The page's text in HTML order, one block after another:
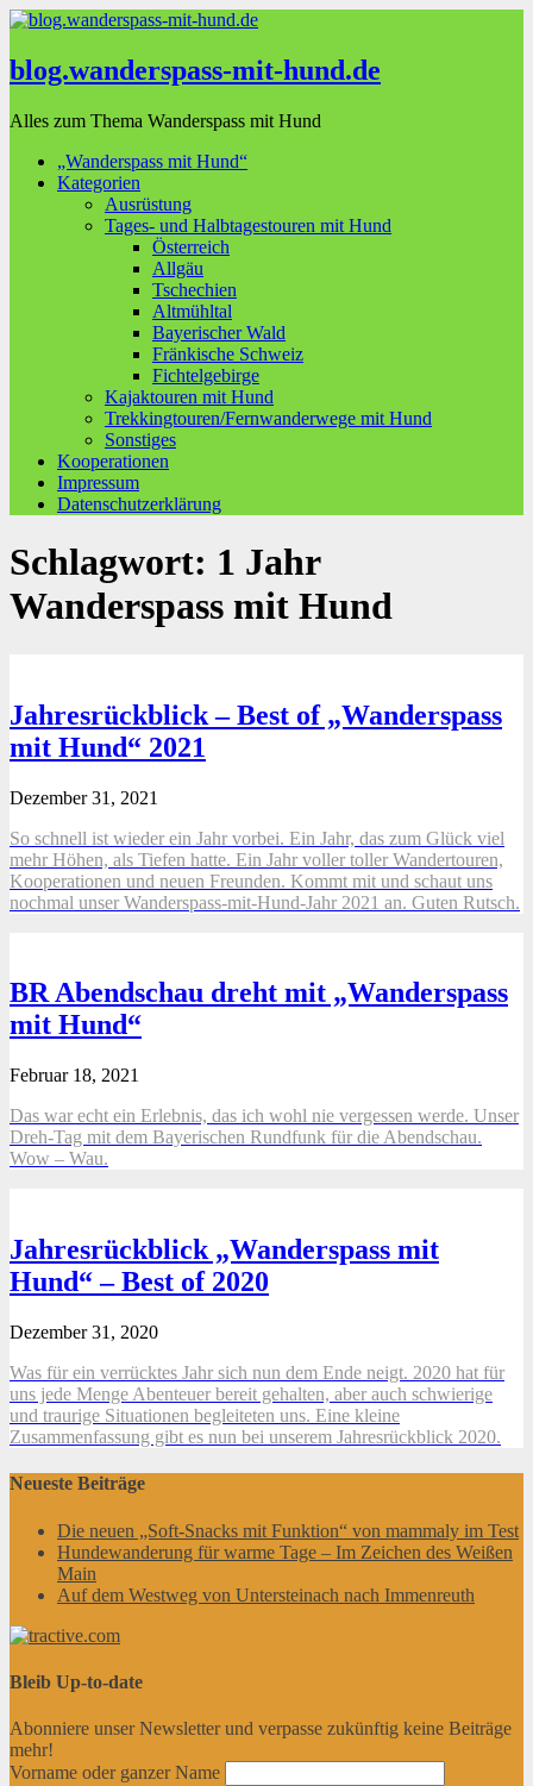
blog.wanderspass-mit-hund.de
Alles zum Thema Wanderspass mit Hund
„Wanderspass mit Hund“
Kategorien
Ausrüstung
Tages- und Halbtagestouren mit Hund
Österreich
Allgäu
Tschechien
Altmühltal
Bayerischer Wald
Fränkische Schweiz
Fichtelgebirge
Kajaktouren mit Hund
Trekkingtouren/Fernwanderwege mit Hund
Sonstiges
Kooperationen
Impressum
Datenschutzerklärung
Schlagwort: 1 Jahr
Wanderspass mit Hund
Jahresrückblick – Best of „Wanderspass
mit Hund“ 2021
Dezember 31, 2021
So schnell ist wieder ein Jahr vorbei. Ein Jahr, das zum Glück viel
mehr Höhen, als Tiefen hatte. Ein Jahr voller toller Wandertouren,
Kooperationen und neuen Freunden. Kommt mit und schaut uns
nochmal unser Wanderspass-mit-Hund-Jahr 2021 an. Guten Rutsch.
BR Abendschau dreht mit „Wanderspass
mit Hund“
Februar 18, 2021
Das war echt ein Erlebnis, das ich wohl nie vergessen werde. Unser
Dreh-Tag mit dem Bayerischen Rundfunk für die Abendschau.
Wow – Wau.
Jahresrückblick „Wanderspass mit
Hund“ – Best of 2020
Dezember 31, 2020
Was für ein verrücktes Jahr sich nun dem Ende neigt. 2020 hat für
uns jede Menge Abenteuer bereit gehalten, aber auch schwierige
und traurige Situationen begleiteten uns. Eine kleine
Zusammenfassung gibt es nun bei unserem Jahresrückblick 2020.
Neueste Beiträge
Die neuen „Soft-Snacks mit Funktion“ von mammaly im Test
Hundewanderung für warme Tage – Im Zeichen des Weißen
Main
Auf dem Westweg von Untersteinach nach Immenreuth
Bleib Up-to-date
Abonniere unser Newsletter und verpasse zukünftig keine Beiträge
mehr!
Vorname oder ganzer Name